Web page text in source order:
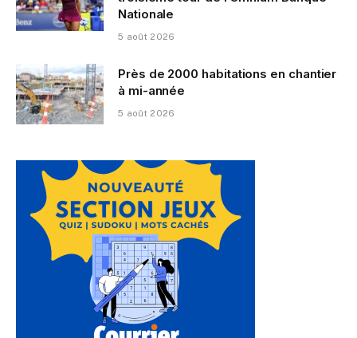
Nationale
5 août 2026
Près de 2000 habitations en chantier
à mi-année
5 août 2026